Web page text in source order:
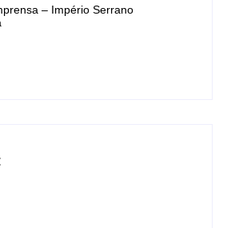
– Império Serrano